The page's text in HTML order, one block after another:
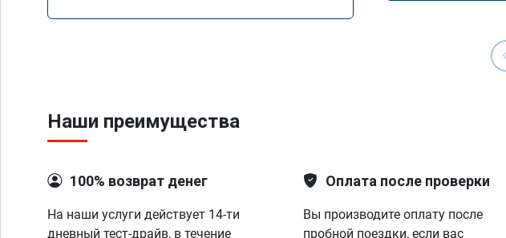
Наши преимущества
100% возврат денег
На наши услуги действует 14-ти
дневный тест-драйв, в течение
Оплата после проверки
Вы производите оплату после
пробной поездки, если вас